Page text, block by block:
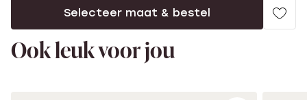
Selecteer maat & bestel
Ook leuk voor jou